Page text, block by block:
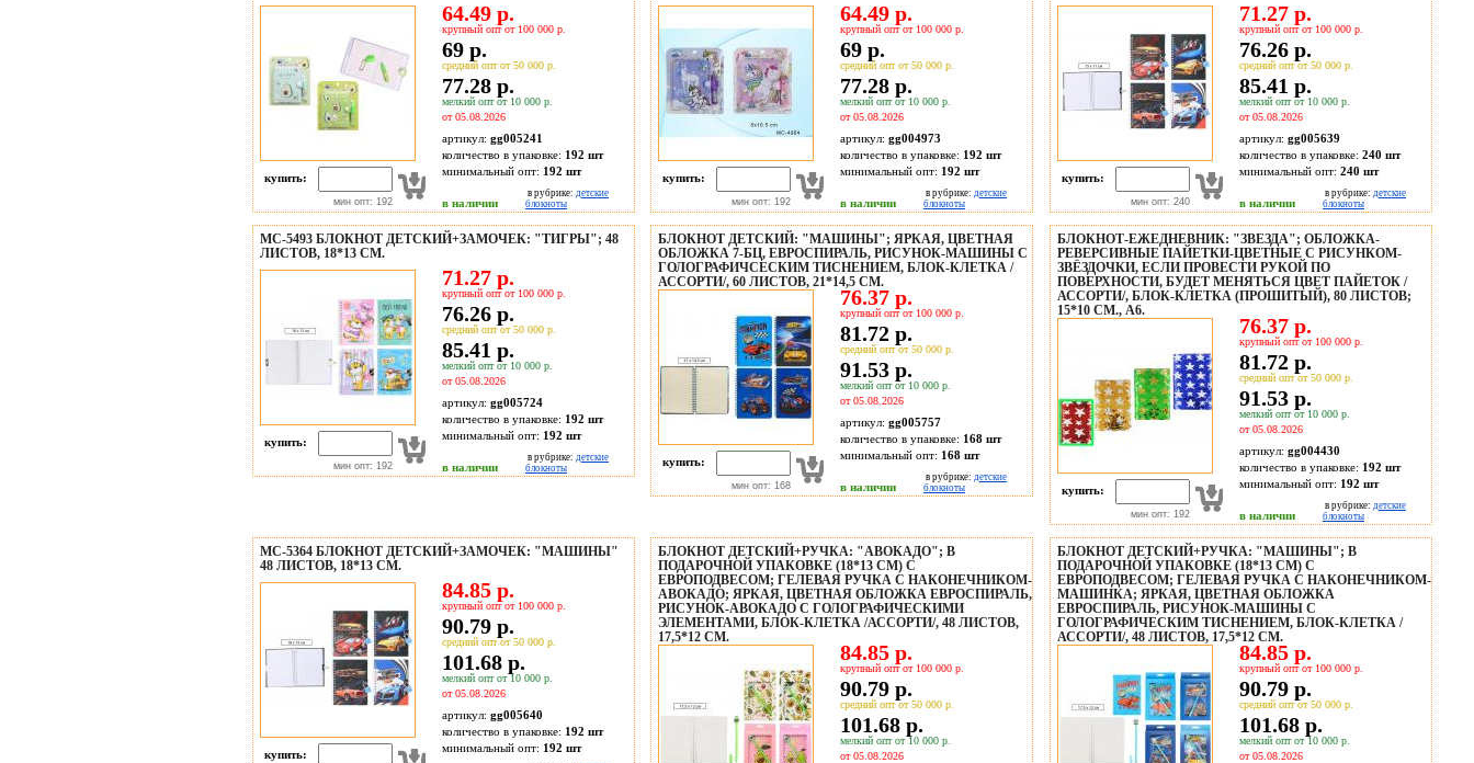
купить:
мин опт: 192
64.49 р.
крупный опт от 100 000 р.
69 р.
средний опт от 50 000 р.
77.28 р.
мелкий опт от 10 000 р.
от 05.08.2026
артикул: gg005241
количество в упаковке: 192 шт
минимальный опт: 192 шт
в наличии
в рубрике: детские
блокноты
купить:
мин опт: 192
64.49 р.
крупный опт от 100 000 р.
69 р.
средний опт от 50 000 р.
77.28 р.
мелкий опт от 10 000 р.
от 05.08.2026
артикул: gg004973
количество в упаковке: 192 шт
минимальный опт: 192 шт
в наличии
в рубрике: детские
блокноты
купить:
мин опт: 240
71.27 р.
крупный опт от 100 000 р.
76.26 р.
средний опт от 50 000 р.
85.41 р.
мелкий опт от 10 000 р.
от 05.08.2026
артикул: gg005639
количество в упаковке: 240 шт
минимальный опт: 240 шт
в наличии
в рубрике: детские
блокноты
МС-5493 БЛОКНОТ ДЕТСКИЙ+ЗАМОЧЕК: "ТИГРЫ"; 48
ЛИСТОВ, 18*13 СМ.
купить:
мин опт: 192
71.27 р.
крупный опт от 100 000 р.
76.26 р.
средний опт от 50 000 р.
85.41 р.
мелкий опт от 10 000 р.
от 05.08.2026
артикул: gg005724
количество в упаковке: 192 шт
минимальный опт: 192 шт
в наличии
в рубрике: детские
блокноты
БЛОКНОТ ДЕТСКИЙ: "МАШИНЫ"; ЯРКАЯ, ЦВЕТНАЯ
ОБЛОЖКА 7-БЦ, ЕВРОСПИРАЛЬ, РИСУНОК-МАШИНЫ С
ГОЛОГРАФИЧСЕСКИМ ТИСНЕНИЕМ, БЛОК-КЛЕТКА /
АССОРТИ/, 60 ЛИСТОВ, 21*14,5 СМ.
купить:
мин опт: 168
76.37 р.
крупный опт от 100 000 р.
81.72 р.
средний опт от 50 000 р.
91.53 р.
мелкий опт от 10 000 р.
от 05.08.2026
артикул: gg005757
количество в упаковке: 168 шт
минимальный опт: 168 шт
в наличии
в рубрике: детские
блокноты
БЛОКНОТ-ЕЖЕДНЕВНИК: "ЗВЕЗДА"; ОБЛОЖКА-
РЕВЕРСИВНЫЕ ПАЙЕТКИ-ЦВЕТНЫЕ С РИСУНКОМ-
ЗВЁЗДОЧКИ, ЕСЛИ ПРОВЕСТИ РУКОЙ ПО
ПОВЕРХНОСТИ, БУДЕТ МЕНЯТЬСЯ ЦВЕТ ПАЙЕТОК /
АССОРТИ/, БЛОК-КЛЕТКА (ПРОШИТЫЙ), 80 ЛИСТОВ;
15*10 СМ., А6.
купить:
мин опт: 192
76.37 р.
крупный опт от 100 000 р.
81.72 р.
средний опт от 50 000 р.
91.53 р.
мелкий опт от 10 000 р.
от 05.08.2026
артикул: gg004430
количество в упаковке: 192 шт
минимальный опт: 192 шт
в наличии
в рубрике: детские
блокноты
МС-5364 БЛОКНОТ ДЕТСКИЙ+ЗАМОЧЕК: "МАШИНЫ"
48 ЛИСТОВ, 18*13 СМ.
купить:
84.85 р.
крупный опт от 100 000 р.
90.79 р.
средний опт от 50 000 р.
101.68 р.
мелкий опт от 10 000 р.
от 05.08.2026
артикул: gg005640
количество в упаковке: 192 шт
минимальный опт: 192 шт
БЛОКНОТ ДЕТСКИЙ+РУЧКА: "АВОКАДО"; В
ПОДАРОЧНОЙ УПАКОВКЕ (18*13 СМ) С
ЕВРОПОДВЕСОМ; ГЕЛЕВАЯ РУЧКА С НАКОНЕЧНИКОМ-
АВОКАДО; ЯРКАЯ, ЦВЕТНАЯ ОБЛОЖКА ЕВРОСПИРАЛЬ,
РИСУНОК-АВОКАДО С ГОЛОГРАФИЧЕСКИМИ
ЭЛЕМЕНТАМИ, БЛОК-КЛЕТКА /АССОРТИ/, 48 ЛИСТОВ,
17,5*12 СМ.
84.85 р.
крупный опт от 100 000 р.
90.79 р.
средний опт от 50 000 р.
101.68 р.
мелкий опт от 10 000 р.
от 05.08.2026
БЛОКНОТ ДЕТСКИЙ+РУЧКА: "МАШИНЫ"; В
ПОДАРОЧНОЙ УПАКОВКЕ (18*13 СМ) С
ЕВРОПОДВЕСОМ; ГЕЛЕВАЯ РУЧКА С НАКОНЕЧНИКОМ-
МАШИНКА; ЯРКАЯ, ЦВЕТНАЯ ОБЛОЖКА
ЕВРОСПИРАЛЬ, РИСУНОК-МАШИНЫ С
ГОЛОГРАФИЧЕСКИМ ТИСНЕНИЕМ, БЛОК-КЛЕТКА /
АССОРТИ/, 48 ЛИСТОВ, 17,5*12 СМ.
84.85 р.
крупный опт от 100 000 р.
90.79 р.
средний опт от 50 000 р.
101.68 р.
мелкий опт от 10 000 р.
от 05.08.2026